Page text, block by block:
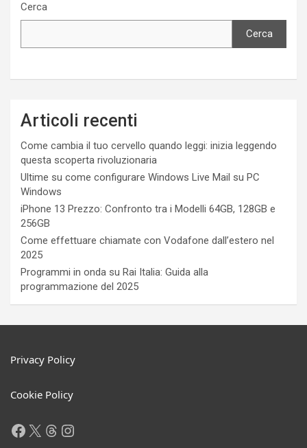
Cerca
Cerca
Articoli recenti
Come cambia il tuo cervello quando leggi: inizia leggendo
questa scoperta rivoluzionaria
Ultime su come configurare Windows Live Mail su PC
Windows
iPhone 13 Prezzo: Confronto tra i Modelli 64GB, 128GB e
256GB
Come effettuare chiamate con Vodafone dall’estero nel
2025
Programmi in onda su Rai Italia: Guida alla
programmazione del 2025
Privacy Policy
Cookie Policy
Facebook
X Threads
Instagram